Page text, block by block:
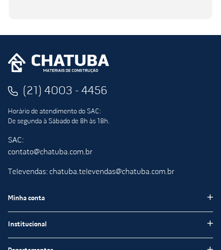
(21) 4003 - 4456
Horário de atendimento do SAC:
De segunda à Sábado de 8h às 18h.
SAC:
contato@chatuba.com.br
Televendas: chatuba.televendas@chatuba.com.br
Minha conta
Institucional